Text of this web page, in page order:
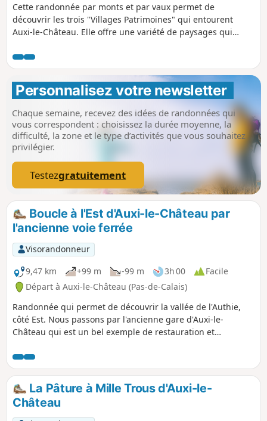
Cette randonnée par monts et par vaux permet de
découvrir les trois "Villages Patrimoines" qui entourent
Auxi-le-Château. Elle offre une variété de paysages qui
et au respect de la diversité.
Personnalisez votre newsletter
Chaque semaine, recevez des idées de randonnées qui
vous correspondent : choisissez la durée moyenne, la
difficulté, la zone et le type d’activités que vous souhaitez
privilégier.
Testezgratuitement
Boucle à l'Est d'Auxi-le-Château par
l'ancienne voie ferrée
Visorandonneur
9,47 km
+99 m -99 m 3h 00
Facile
Départ à Auxi-le-Château (Pas-de-Calais)
Randonnée qui permet de découvrir la vallée de l'Authie,
côté Est. Nous passons par l'ancienne gare d'Auxi-le-
Château qui est un bel exemple de restauration et
petit cimetière militaire qui nous rappelle, ici aussi, les
horreurs de la guerre. Enfin, profitons des superbes points
de vue sur la vallée et sur la charmante ville d'Auxi.
La Pâture à Mille Trous d'Auxi-le-
Château